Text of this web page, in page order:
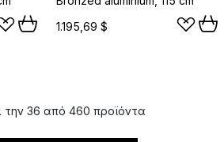
1.195,69 $
την 36 από 460 προϊόντα